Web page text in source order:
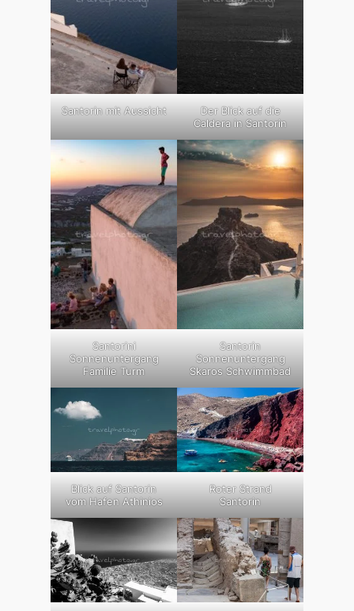
Santorin mit Aussicht
Der Blick auf die
Caldera in Santorin
Santorini
Sonnenuntergang
Familie Turm
Santorin
Sonnenuntergang
Skaros Schwimmbad
Blick auf Santorin
vom Hafen Athinios
Roter Strand
Santorin